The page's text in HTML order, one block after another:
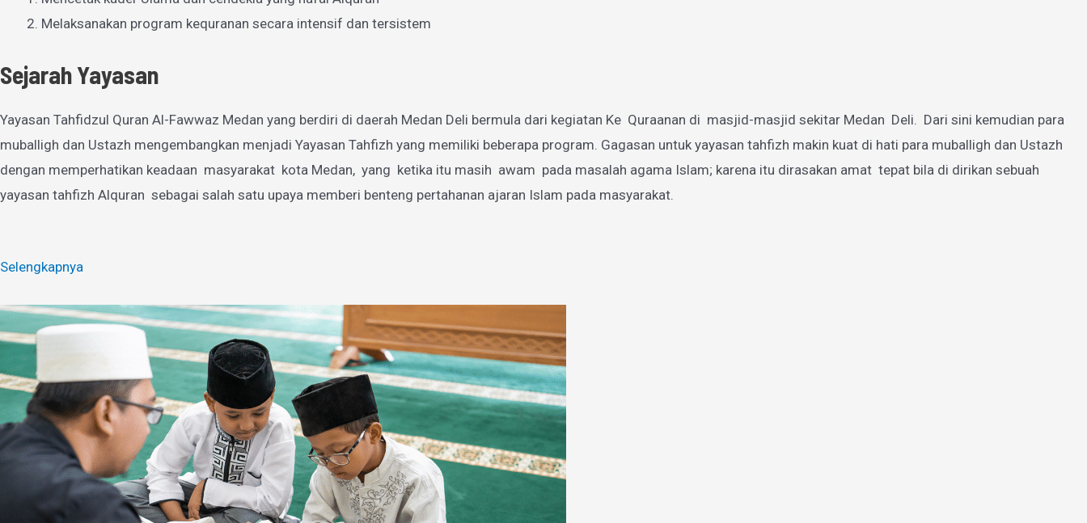
Melaksanakan program kequranan secara intensif dan tersistem
Sejarah Yayasan
Yayasan Tahfidzul Quran Al-Fawwaz Medan yang berdiri di daerah Medan Deli bermula dari kegiatan Ke Quraanan di masjid-masjid sekitar Medan Deli. Dari sini kemudian para
muballigh dan Ustazh mengembangkan menjadi Yayasan Tahfizh yang memiliki beberapa program. Gagasan untuk yayasan tahfizh makin kuat di hati para muballigh dan Ustazh
dengan memperhatikan keadaan masyarakat kota Medan, yang ketika itu masih awam pada masalah agama Islam; karena itu dirasakan amat tepat bila di dirikan sebuah
yayasan tahfizh Alquran sebagai salah satu upaya memberi benteng pertahanan ajaran Islam pada masyarakat.
Selengkapnya